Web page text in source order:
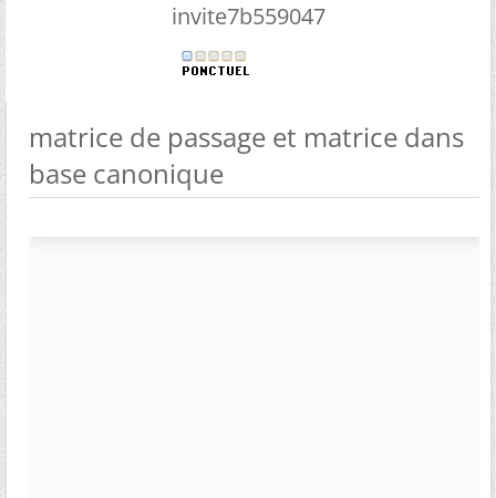
invite7b559047
matrice de passage et matrice dans
base canonique